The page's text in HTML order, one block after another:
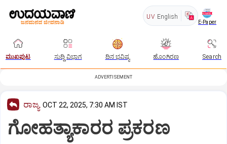
UV English
E-Paper
ಮುಖಪುಟ ಸುದ್ದಿ ವಿಭಾಗ ದಿನ ಭವಿಷ್ಯ ಹೊಂಗಿರಣ Search
ADVERTISEMENT
ರಾಜ್ಯ OCT 22, 2025, 7:30 AM IST
ಗೋಹತ್ಯಾಕಾರರ ಪ್ರಕರಣ